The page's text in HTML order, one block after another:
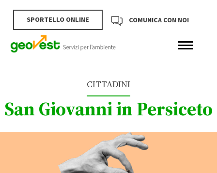
COMUNICA CON NOI
SPORTELLO ONLINE
CITTADINI
San Giovanni in Persiceto